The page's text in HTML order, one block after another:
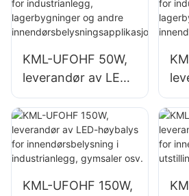
og lagerbygninger.
og
KML-UFOHF 50W,
leverandør av LED-
høybaylys for
industrianlegg,
lagerbygninger og
andre
sapplikasjoner.
KML-UFOHF 150W,